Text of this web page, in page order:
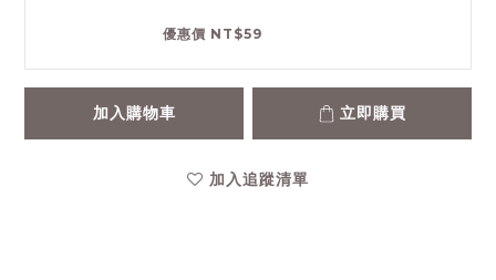
優惠價 NT$59
加入購物車 立即購買
加入追蹤清單